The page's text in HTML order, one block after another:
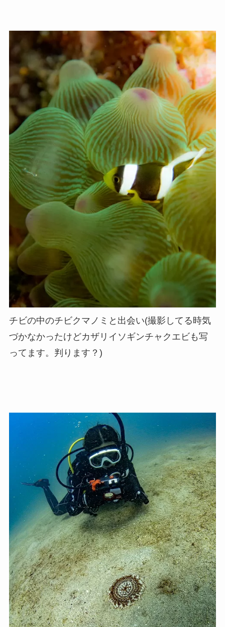
チビの中のチビクマノミと出会い(撮影してる時気
づかなかったけどカザリイソギンチャクエビも写
ってます。判ります？)